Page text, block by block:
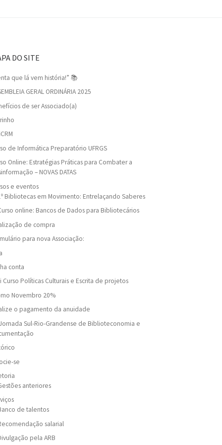
DO SITE
que lá vem história!” 📚
GERAL ORDINÁRIA 2025
de ser Associado(a)
de Informática Preparatório UFRGS
Online: Estratégias Práticas para Combater a
– NOVAS DATAS
e eventos
Bibliotecas em Movimento: Entrelaçando Saberes
online: Bancos de Dados para Bibliotecários
de compra
para nova Associação:
conta
Curso Políticas Culturais e Escrita de projetos
Novembro 20%
o pagamento da anuidade
Sul-Rio-Grandense de Biblioteconomia e
se
anteriores
de talentos
salarial
pela ARB